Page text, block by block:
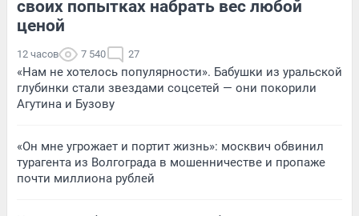
своих попытках набрать вес любой
ценой
12 часов 7 540 27
«Нам не хотелось популярности». Бабушки из уральской
глубинки стали звездами соцсетей — они покорили
Агутина и Бузову
«Он мне угрожает и портит жизнь»: москвич обвинил
турагента из Волгограда в мошенничестве и пропаже
почти миллиона рублей